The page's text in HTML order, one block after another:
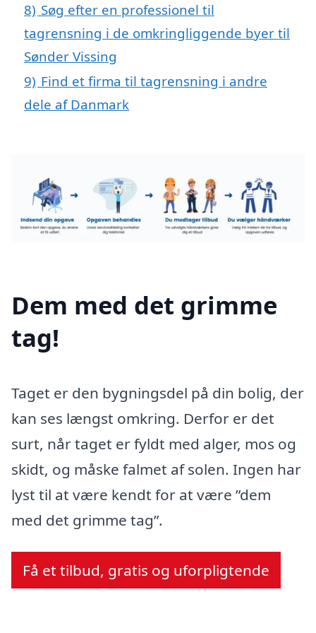
8) Søg efter en professionel til
tagrensning i de omkringliggende byer til
Sønder Vissing
9) Find et firma til tagrensning i andre
dele af Danmark
Dem med det grimme
tag!
Taget er den bygningsdel på din bolig, der
kan ses længst omkring. Derfor er det
surt, når taget er fyldt med alger, mos og
skidt, og måske falmet af solen. Ingen har
lyst til at være kendt for at være ”dem
med det grimme tag”.
Få et tilbud, gratis og uforpligtende